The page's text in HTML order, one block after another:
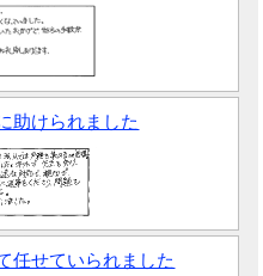
助けられました
任せていられました